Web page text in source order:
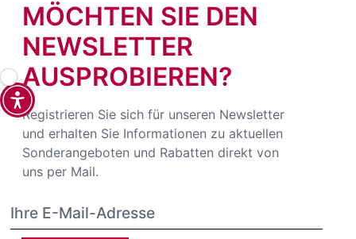
MÖCHTEN SIE DEN
NEWSLETTER
AUSPROBIEREN?
Registrieren Sie sich für unseren Newsletter
und erhalten Sie Informationen zu aktuellen
Sonderangeboten und Rabatten direkt von
uns per Mail.